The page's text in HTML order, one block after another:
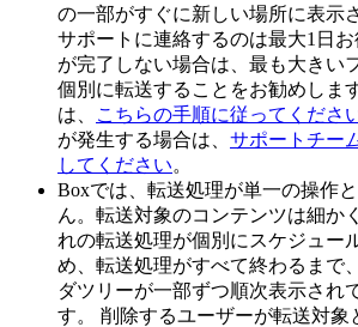
の一部がすぐに新しい場所に表示
サポートに連絡するのは最大1日
が完了しない場合は、最も大きい
個別に転送することをお勧めしま
は、
こちらの手順に従ってくださ
が発生する場合は、 サポートチー
してください。
Boxでは、転送処理が単一の操作
ん。転送対象のコンテンツは細か
れの転送処理が個別にスケジュー
め、転送処理がすべて終わるまで
ダツリーが一部ずつ順次表示され
す。 削除するユーザーが転送対象